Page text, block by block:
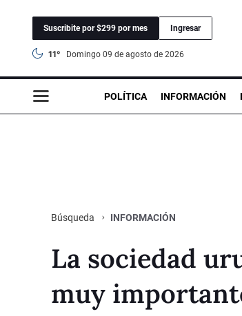
Suscribite por $299 por mes Ingresar
11° domingo 09 de agosto de 2026
POLÍTICA INFORMACIÓN
Búsqueda INFORMACIÓN
La sociedad
muy